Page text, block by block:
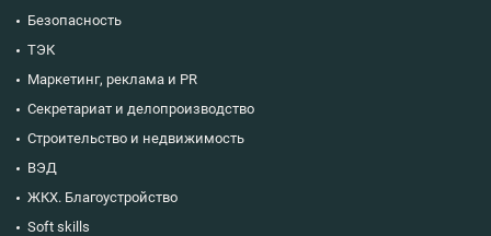
Безопасность
ТЭК
Маркетинг, реклама и PR
Секретариат и делопроизводство
Строительство и недвижимость
ВЭД
ЖКХ. Благоустройство
Soft skills